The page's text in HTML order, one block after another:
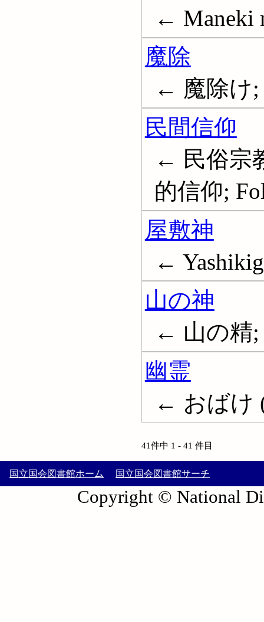
← Maneki
魔除
← 魔除け;
民間信仰
← 民俗宗
的信仰;
屋敷神
←
山の神
← 山の精;
幽霊
← おばけ
41件中 1 - 41 件目
国立国会図書館ホーム 国立国会図書館サーチ
Copyright © National